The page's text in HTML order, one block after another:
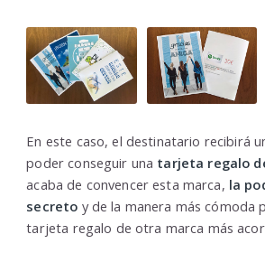
En este caso, el destinatario recibirá
poder conseguir una tarjeta regalo
acaba de convencer esta marca, la
secreto y de la manera más cómoda
tarjeta regalo de otra marca más